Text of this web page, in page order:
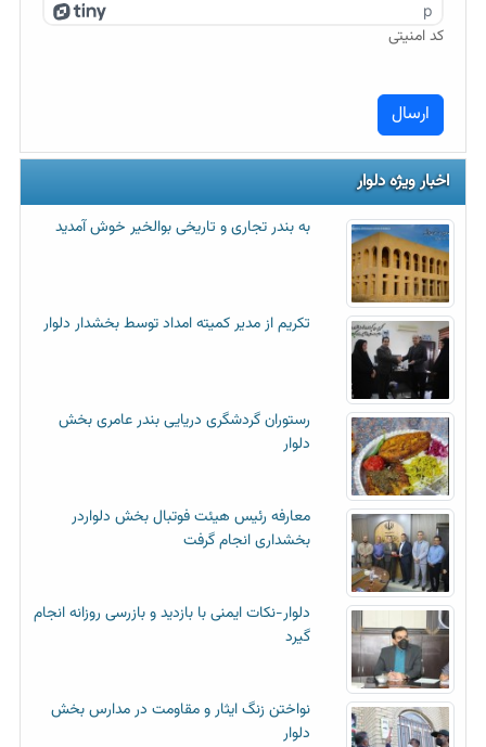
p
کد امنیتی
اخبار ویژه دلوار
به بندر تجاری و تاریخی بوالخیر خوش آمدید
تکریم از مدیر کمیته امداد توسط بخشدار دلوار
رستوران گردشگری دریایی بندر عامری بخش
دلوار
معارفه رئیس هیئت فوتبال بخش دلواردر
بخشداری انجام گرفت
دلوار-نکات ایمنی با بازدید و بازرسی روزانه انجام
گیرد
نواختن زنگ ایثار و مقاومت در مدارس بخش
دلوار